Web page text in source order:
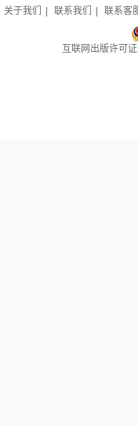
关于我们 联系我们 联系客
互联网出版许可